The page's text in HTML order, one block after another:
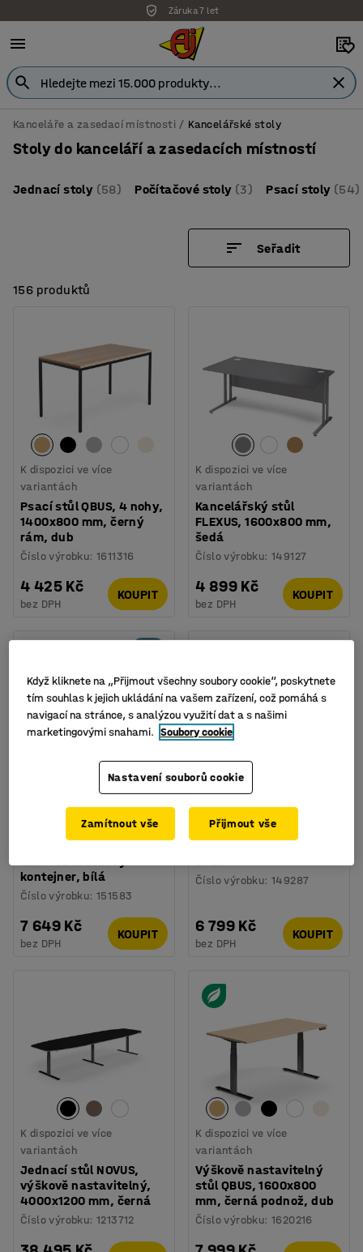
Záruka 7 let
Kanceláře a zasedací místnosti Kancelářské stoly
Stoly do kanceláří a zasedacích místností
Jednací stoly (58) Počítačové stoly (3) Psací stoly (54)
Seřadit
156 produktů
K dispozici ve více
variantách
Psací stůl QBUS, 4 nohy,
1400x800 mm, černý
rám, dub
Číslo výrobku:1611316
4 425 Kč
bez DPH
KOUPIT
K dispozici ve více
variantách
Kancelářský stůl
FLEXUS, 1600x800 mm,
šedá
Číslo výrobku:149127
4 899 Kč
bez DPH
KOUPIT
Kancelářská sestava
FLEXUS, stůl 1600x800
mm + 3zásuvkový
kontejner, bílá
Číslo výrobku:151583
7 649 Kč
bez DPH
KOUPIT
Psací stůl FLEXUS,
pravý, 1800x1200 mm,
šedá
Číslo výrobku:149287
6 799 Kč
bez DPH
KOUPIT
K dispozici ve více
variantách
Jednací stůl NOVUS,
výškově nastavitelný,
4000x1200 mm, černá
Číslo výrobku:1213712
K dispozici ve více
variantách
Výškově nastavitelný
stůl QBUS, 1600x800
mm, černá podnož, dub
Číslo výrobku:1620216
Když kliknete na „Přijmout všechny soubory cookie“, poskytnete
tím souhlas k jejich ukládání na vašem zařízení, což pomáhá s
navigací na stránce, s analýzou využití dat a s našimi
marketingovými snahami. Soubory cookie
Nastavení souborů cookie
Zamítnout vše Přijmout vše